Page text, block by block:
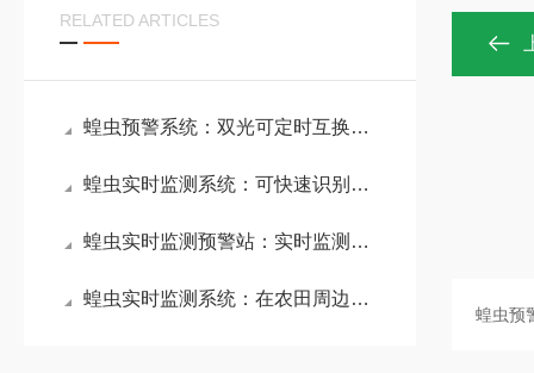
RELATED ARTICLES
蝗虫预警系统：双光可定时互换以精准吸引目标种类，减少非目标昆虫干扰
蝗虫实时监测系统：可快速识别常见林草蝗虫种类，支持自动拍照与实时分析
蝗虫实时监测预警站：实时监测蝗虫信息，实现精准预警与科学防控
蝗虫实时监测系统：在农田周边设置监测点，及时发现蝗虫迁飞迹象